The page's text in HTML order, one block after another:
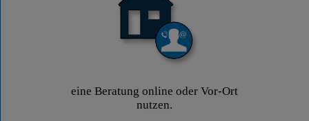
eine Beratung online oder Vor-Ort
nutzen.